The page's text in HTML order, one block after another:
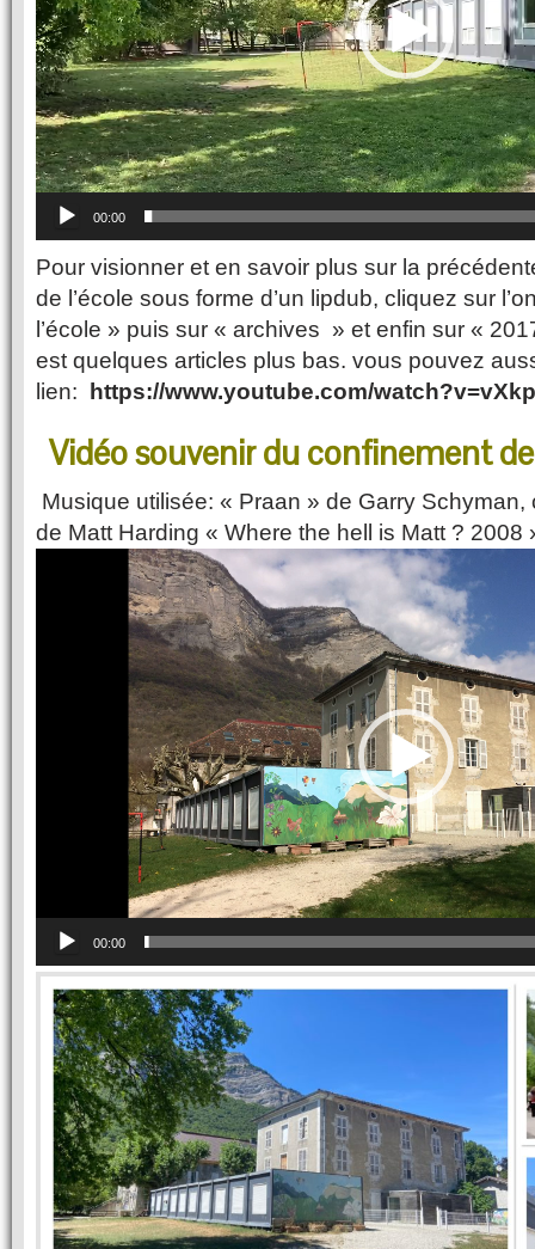
00:00
Pour visionner et en savoir plus sur la
de l’école sous forme d’un lipdub, cliquez sur
l’école » puis sur « archives » et enfin sur «
est quelques articles plus bas. vous pouvez
lien: https://www.youtube.com/
Vidéo souvenir du confinement
Musique utilisée: « Praan » de Garry
de Matt Harding « Where the hell is Matt ? 2008
00:00